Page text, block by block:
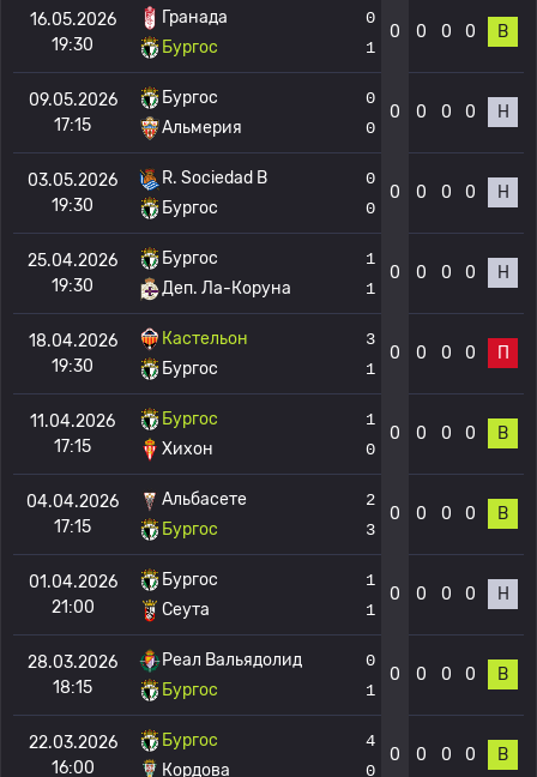
16.05.2026
19:30
Гранада
Бургос
0
1
0 0 0 0 В
09.05.2026
17:15
Бургос
Альмерия
0
0
0 0 0 0 Н
03.05.2026
19:30
R. Sociedad B
Бургос
0
0
0 0 0 0 Н
25.04.2026
19:30
Бургос
Деп. Ла-Коруна
1
1
0 0 0 0 Н
18.04.2026
19:30
Кастельон
Бургос
3
1
0 0 0 0 П
11.04.2026
17:15
Бургос
Хихон
1
0
0 0 0 0 В
04.04.2026
17:15
Альбасете
Бургос
2
3
0 0 0 0 В
01.04.2026
21:00
Бургос
Сеута
1
1
0 0 0 0 Н
28.03.2026
18:15
Реал Вальядолид
Бургос
0
1
0 0 0 0 В
22.03.2026
16:00
Бургос
Кордова
4
0
0 0 0 0 В